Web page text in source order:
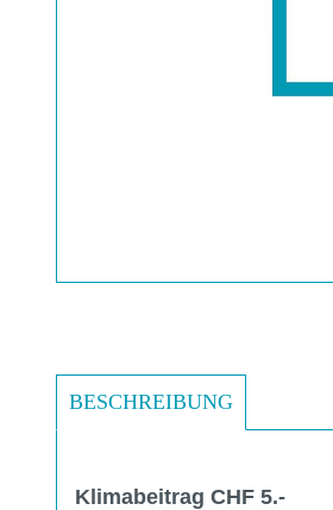
BESCHREIBUNG
Klimabeitrag CHF 5.-